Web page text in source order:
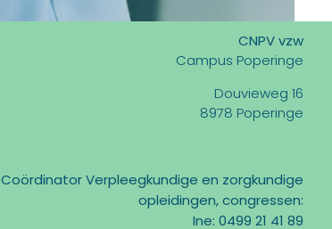
CNPV vzw
Campus Poperinge
Douvieweg 16
8978 Poperinge
Coördinator Verpleegkundige en zorgkundige
opleidingen, congressen:
Ine: 0499 21 41 89